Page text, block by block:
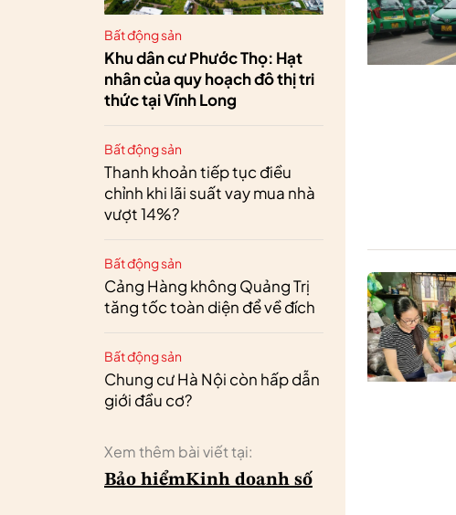
Bất động sản
Khu dân cư Phước Thọ: Hạt
nhân của quy hoạch đô thị tri
thức tại Vĩnh Long
Bất động sản
Thanh khoản tiếp tục điều
chỉnh khi lãi suất vay mua nhà
vượt 14%?
Bất động sản
Cảng Hàng không Quảng Trị
tăng tốc toàn diện để về đích
Bất động sản
Chung cư Hà Nội còn hấp dẫn
giới đầu cơ?
Xem thêm bài viết tại:
Bảo hiểmKinh doanh số